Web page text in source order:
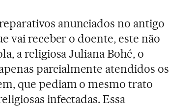
anunciados no antigo
vai receber o doente, este não
a religiosa Juliana Bohé, o
parcialmente atendidos os
que pediam o mesmo trato
infectadas. Essa